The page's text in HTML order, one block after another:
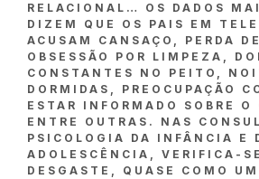
RELACIONAL… OS DADOS
DIZEM QUE OS PAIS EM
ACUSAM CANSAÇO, PERDA
OBSESSÃO POR LIMPEZA,
CONSTANTES NO PEITO,
DORMIDAS, PREOCUPAÇÃO
ESTAR INFORMADO SOBRE
ENTRE OUTRAS. NAS
PSICOLOGIA DA INFÂNCIA E
ADOLESCÊNCIA, VERIFICA-
DESGASTE, QUASE COMO